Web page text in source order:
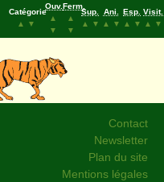
Catégorie
▲
▼
Ouv.
▲
▼
Ferm.
▲
▼
Sup.
▲
▼
Ani.
▲
▼
Esp.
▲
▼
Visit.
▲
▼
Contact
Newsletter
Plan du site
Mentions légales